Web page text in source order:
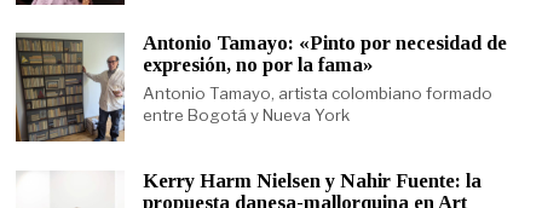
Antonio Tamayo: «Pinto por necesidad de
expresión, no por la fama»
Antonio Tamayo, artista colombiano formado
entre Bogotá y Nueva York
Kerry Harm Nielsen y Nahir Fuente: la
propuesta danesa-mallorquina en Art